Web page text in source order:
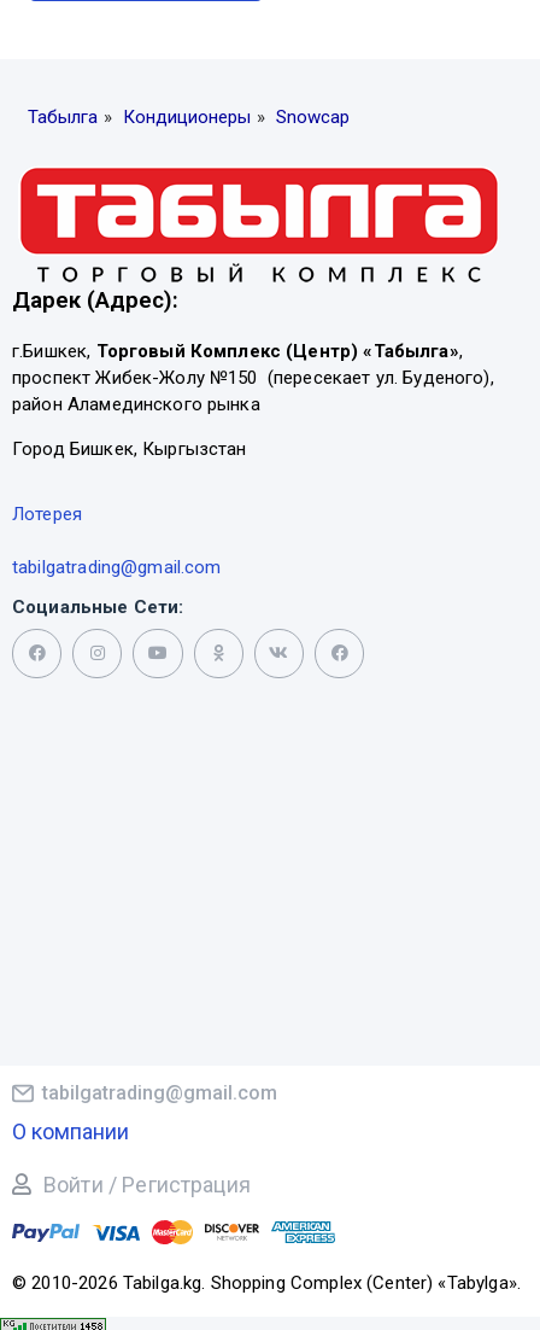
Табылга » Кондиционеры » Snowcap
Дарек (Адрес):
г.Бишкек, Торговый Комплекс (Центр) «Табылга»,
проспект Жибек-Жолу №150 (пересекает ул. Буденого),
район Аламединского рынка
Город Бишкек, Кыргызстан
Лотерея
tabilgatrading@gmail.com
Социальные Сети:
© 2010-2026 Tabilga.kg. Shopping Complex (Center) «Tabylga».
tabilgatrading@gmail.com
О компании
Войти / Регистрация